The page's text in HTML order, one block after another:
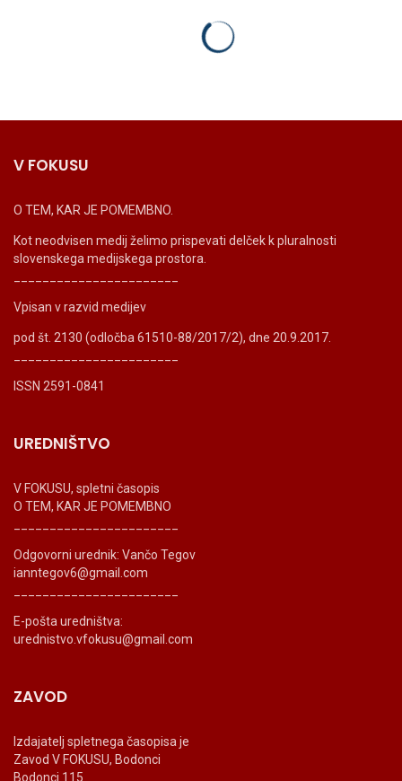
V FOKUSU
O TEM, KAR JE POMEMBNO.
Kot neodvisen medij želimo prispevati delček k pluralnosti
slovenskega medijskega prostora.
Vpisan v razvid medijev
pod št. 2130 (odločba 61510-88/2017/2), dne 20.9.2017.
ISSN 2591-0841
UREDNIŠTVO
V FOKUSU, spletni časopis
O TEM, KAR JE POMEMBNO
Odgovorni urednik: Vančo Tegov
ianntegov6@gmail.com
E-pošta uredništva:
urednistvo.vfokusu@gmail.com
ZAVOD
Izdajatelj spletnega časopisa je
Zavod V FOKUSU, Bodonci
Bodonci 115